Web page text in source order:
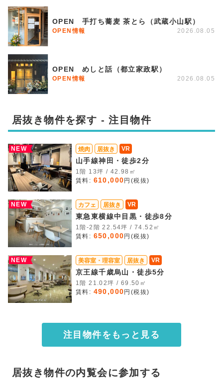
OPEN 手打ち蕎麦 茶とら（武蔵小山駅）
OPEN情報 2026.08.05
OPEN めしと話（都立家政駅）
OPEN情報 2026.08.05
居抜き物件を探す - 注目物件
NEW 焼肉 居抜き VR
山手線神田・徒歩2分
1階 13坪 / 42.98㎡
賃料: 610,000 円(税抜)
NEW カフェ 居抜き VR
東急東横線中目黒・徒歩8分
1階-2階 22.54坪 / 74.52㎡
賃料: 650,000 円(税抜)
NEW 美容室・理容室 居抜き VR
京王線千歳烏山・徒歩5分
1階 21.02坪 / 69.50㎡
賃料: 490,000 円(税抜)
注目物件をもっと見る
居抜き物件の内覧会に参加する